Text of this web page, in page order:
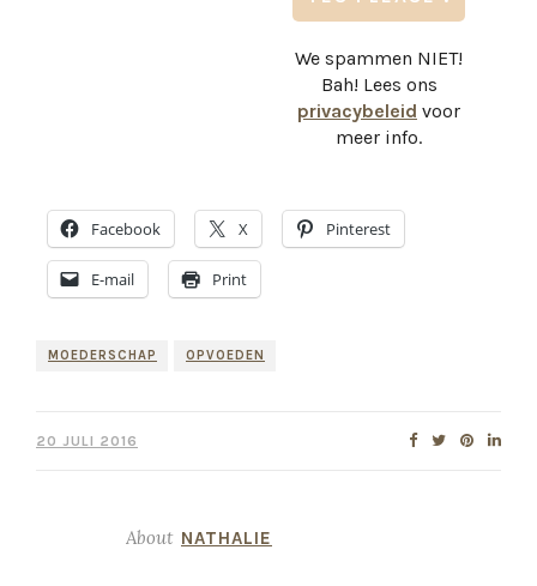
We spammen NIET!
Bah! Lees ons
privacybeleid voor
meer info.
Facebook X Pinterest
E-mail Print
MOEDERSCHAP OPVOEDEN
20 JULI 2016
About NATHALIE